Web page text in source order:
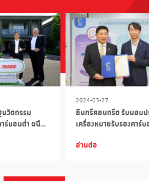
วัตกรรม
ร์บอนต่ำ ผนึก
2024-03-27
อินทรีคอนกรีต รับมอบป
เครื่องหมายรับรองคา
อ่านต่อ